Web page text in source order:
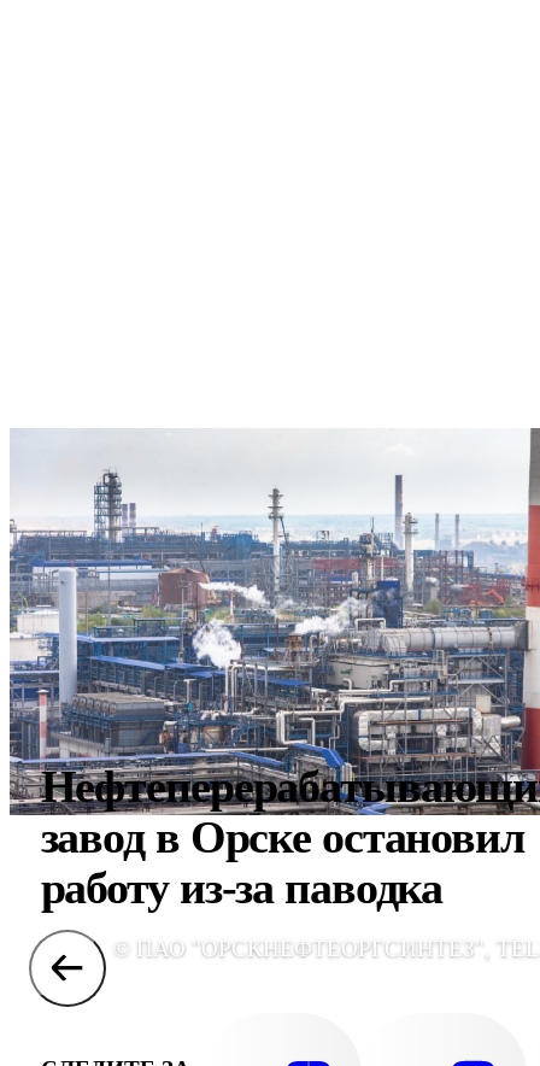
завод в Орске остановил
работу из-за паводка
© ПАО "ОРСКНЕФТЕОРГСИНТЕЗ",